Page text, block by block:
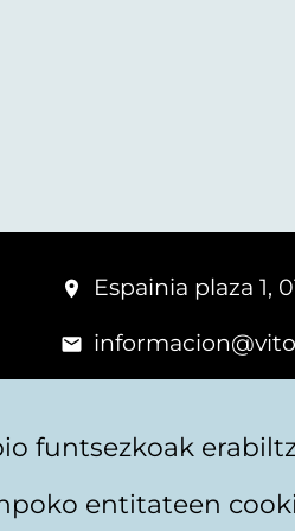
Espainia plaza 1,
funtsezkoak
entitateen